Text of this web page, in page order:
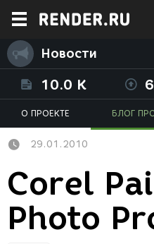
Новости
10.0 K
О ПРОЕКТЕ БЛОГ
29.01.2010
Corel
Photo